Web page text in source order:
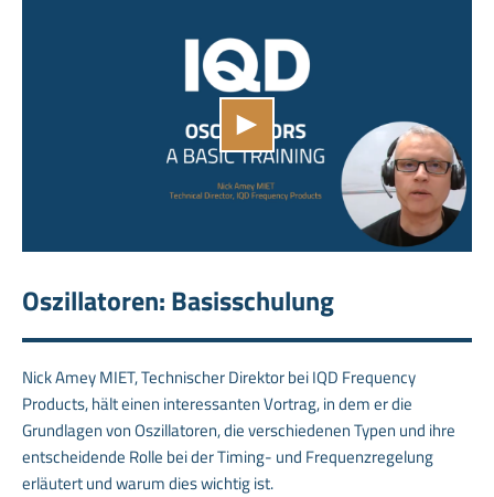
Oszillatoren: Basisschulung
Nick Amey MIET, Technischer Direktor bei IQD Frequency
Products, hält einen interessanten Vortrag, in dem er die
Grundlagen von Oszillatoren, die verschiedenen Typen und ihre
entscheidende Rolle bei der Timing- und Frequenzregelung
erläutert und warum dies wichtig ist.